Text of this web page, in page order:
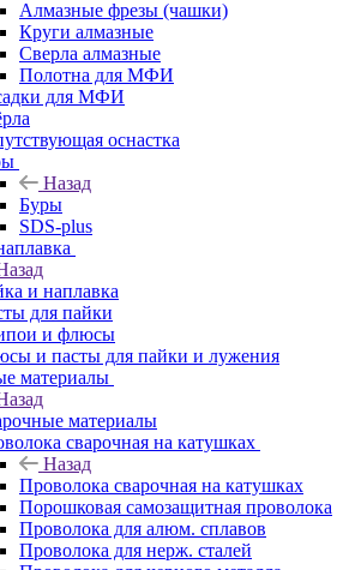
Алмазные фрезы (чашки)
Круги алмазные
Сверла алмазные
Полотна для МФИ
для МФИ
оснастка
Назад
Буры
SDS-plus
и наплавка
для пайки
и флюсы
и пасты для пайки и лужения
материалы
материалы
сварочная на катушках
Назад
Проволока сварочная на катушках
Порошковая самозащитная проволока
Проволока для алюм. сплавов
Проволока для нерж. сталей